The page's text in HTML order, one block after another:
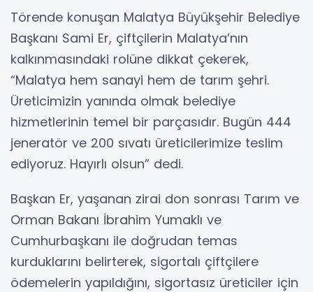
Törende konuşan Malatya Büyükşehir Belediye
Başkanı Sami Er, çiftçilerin Malatya’nın
kalkınmasındaki rolüne dikkat çekerek,
“Malatya hem sanayi hem de tarım şehri.
Üreticimizin yanında olmak belediye
hizmetlerinin temel bir parçasıdır. Bugün 444
jeneratör ve 200 sıvatı üreticilerimize teslim
ediyoruz. Hayırlı olsun” dedi.
Başkan Er, yaşanan zirai don sonrası Tarım ve
Orman Bakanı İbrahim Yumaklı ve
Cumhurbaşkanı ile doğrudan temas
kurduklarını belirterek, sigortalı çiftçilere
ödemelerin yapıldığını, sigortasız üreticiler için